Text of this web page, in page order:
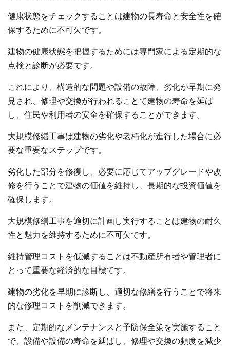
健康状態をチェックすることは建物の長寿命と安全性を確
保するために不可欠です。
建物の健康状態を把握するためには専門家による定期的な
点検と診断が必要です。
これにより、構造的な問題や設備の故障、劣化が早期に発
見され、修理や交換が行われることで建物の寿命を延ば
し、住民や利用者の安全を確保することができます。
大規模修繕工事は建物の劣化や老朽化が進行した場合に必
要な重要なステップです。
劣化した部分を修復し、必要に応じてアップグレードや改
修を行うことで建物の価値を維持し、長期的な投資価値を
確保します。
大規模修繕工事を適切に計画し実行することは建物の耐久
性と魅力を維持するために不可欠です。
維持管理コストを低減することは不動産所有者や管理者に
とって重要な経済的な目標です。
建物の劣化を早期に診断し、適切な修繕を行うことで将来
的な修理コストを削減できます。
また、定期的なメンテナンスと予防保全策を実施すること
で、設備や設備の寿命を延ばし、修理や交換の頻度を減少